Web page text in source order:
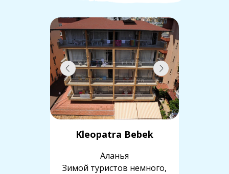
Kleopatra Bebek
Аланья
Зимой туристов немного,